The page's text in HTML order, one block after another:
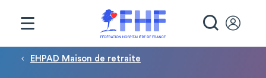
Fil d'Ariane
EHPAD Maison de retraite
Panneau de gestion des cookies